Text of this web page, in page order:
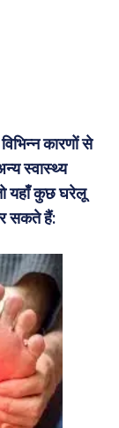
कारणों से
स्वास्थ्य
यहाँ कुछ घरेलू
सकते हैं: